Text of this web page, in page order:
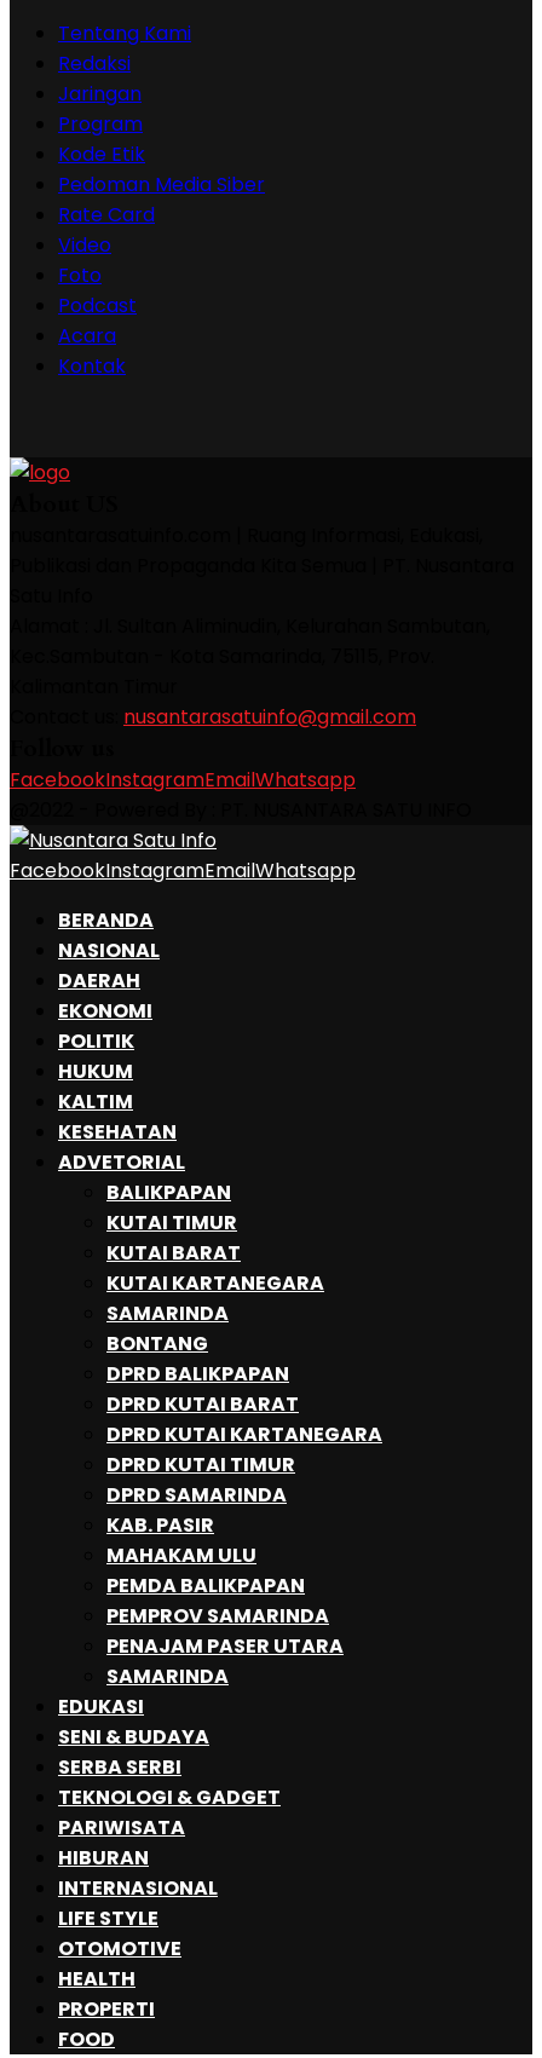
Tentang Kami
Redaksi
Jaringan
Program
Kode Etik
Pedoman Media Siber
Rate Card
Video
Foto
Podcast
Acara
Kontak
nusantarasatuinfo@gmail.com
FacebookInstagramEmailWhatsapp
FacebookInstagramEmailWhatsapp
BERANDA
NASIONAL
DAERAH
EKONOMI
POLITIK
HUKUM
KALTIM
KESEHATAN
ADVETORIAL
BALIKPAPAN
KUTAI TIMUR
KUTAI BARAT
KUTAI KARTANEGARA
SAMARINDA
BONTANG
DPRD BALIKPAPAN
DPRD KUTAI BARAT
DPRD KUTAI KARTANEGARA
DPRD KUTAI TIMUR
DPRD SAMARINDA
KAB. PASIR
MAHAKAM ULU
PEMDA BALIKPAPAN
PEMPROV SAMARINDA
PENAJAM PASER UTARA
SAMARINDA
EDUKASI
SENI & BUDAYA
SERBA SERBI
TEKNOLOGI & GADGET
PARIWISATA
HIBURAN
INTERNASIONAL
LIFE STYLE
OTOMOTIVE
HEALTH
PROPERTI
FOOD